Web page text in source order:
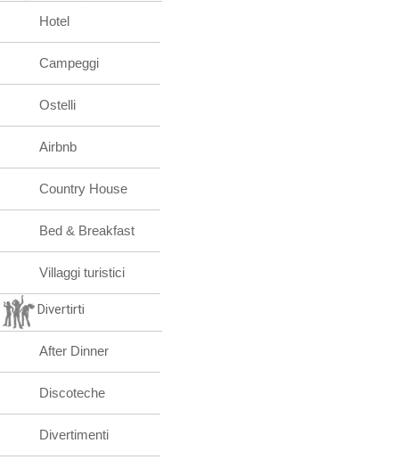
Hotel
Campeggi
Ostelli
Airbnb
Country House
Bed & Breakfast
Villaggi turistici
Divertirti
After Dinner
Discoteche
Divertimenti